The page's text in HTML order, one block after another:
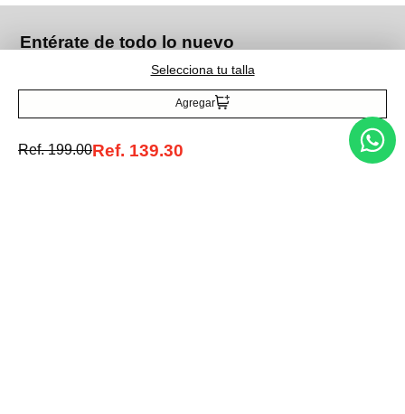
Selecciona tu talla
Agregar
Ref.199.00Ref. 139.30
Entérate de todo lo nuevo
Suscribirse